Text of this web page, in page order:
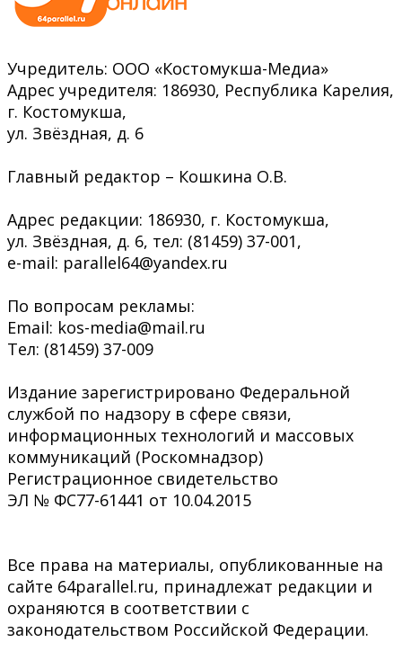
Учредитель: ООО «Костомукша-Медиа»
Адрес учредителя: 186930, Республика Карелия,
г. Костомукша,
ул. Звёздная, д. 6
Главный редактор – Кошкина О.В.
Адрес редакции: 186930, г. Костомукша,
ул. Звёздная, д. 6, тел: (81459) 37-001,
e-mail: parallel64@yandex.ru
По вопросам рекламы:
Email: kos-media@mail.ru
Тел: (81459) 37-009
Издание зарегистрировано Федеральной
службой по надзору в сфере связи,
информационных технологий и массовых
коммуникаций (Роскомнадзор)
Регистрационное свидетельство
ЭЛ № ФС77-61441 от 10.04.2015
Все права на материалы, опубликованные на
сайте 64parallel.ru, принадлежат редакции и
охраняются в соответствии с
законодательством Российской Федерации.